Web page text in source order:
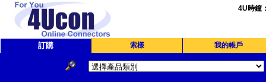
4U時鐘
訂購 索樣 我的帳戶